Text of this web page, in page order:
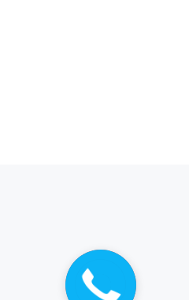
Закажите
звонок